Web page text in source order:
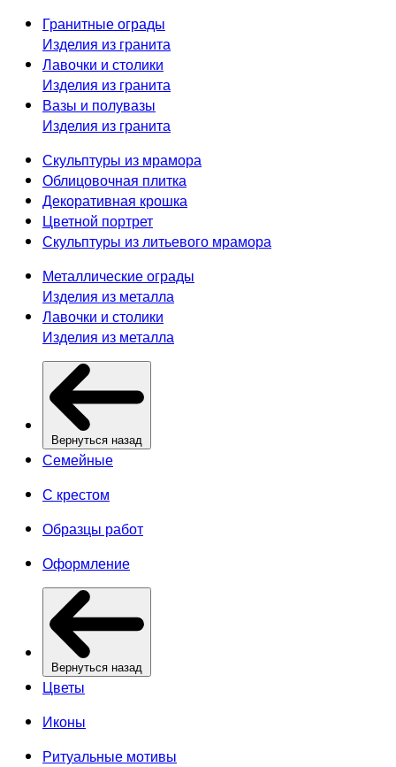
Гранитные ограды
Изделия из гранита
Лавочки и столики
Изделия из гранита
Вазы и полувазы
Изделия из гранита
Скульптуры из мрамора
Облицовочная плитка
Декоративная крошка
Цветной портрет
Скульптуры из литьевого мрамора
Металлические ограды
Изделия из металла
Лавочки и столики
Изделия из металла
Вернуться назад
Семейные
С крестом
Образцы работ
Оформление
Вернуться назад
Цветы
Иконы
Ритуальные мотивы